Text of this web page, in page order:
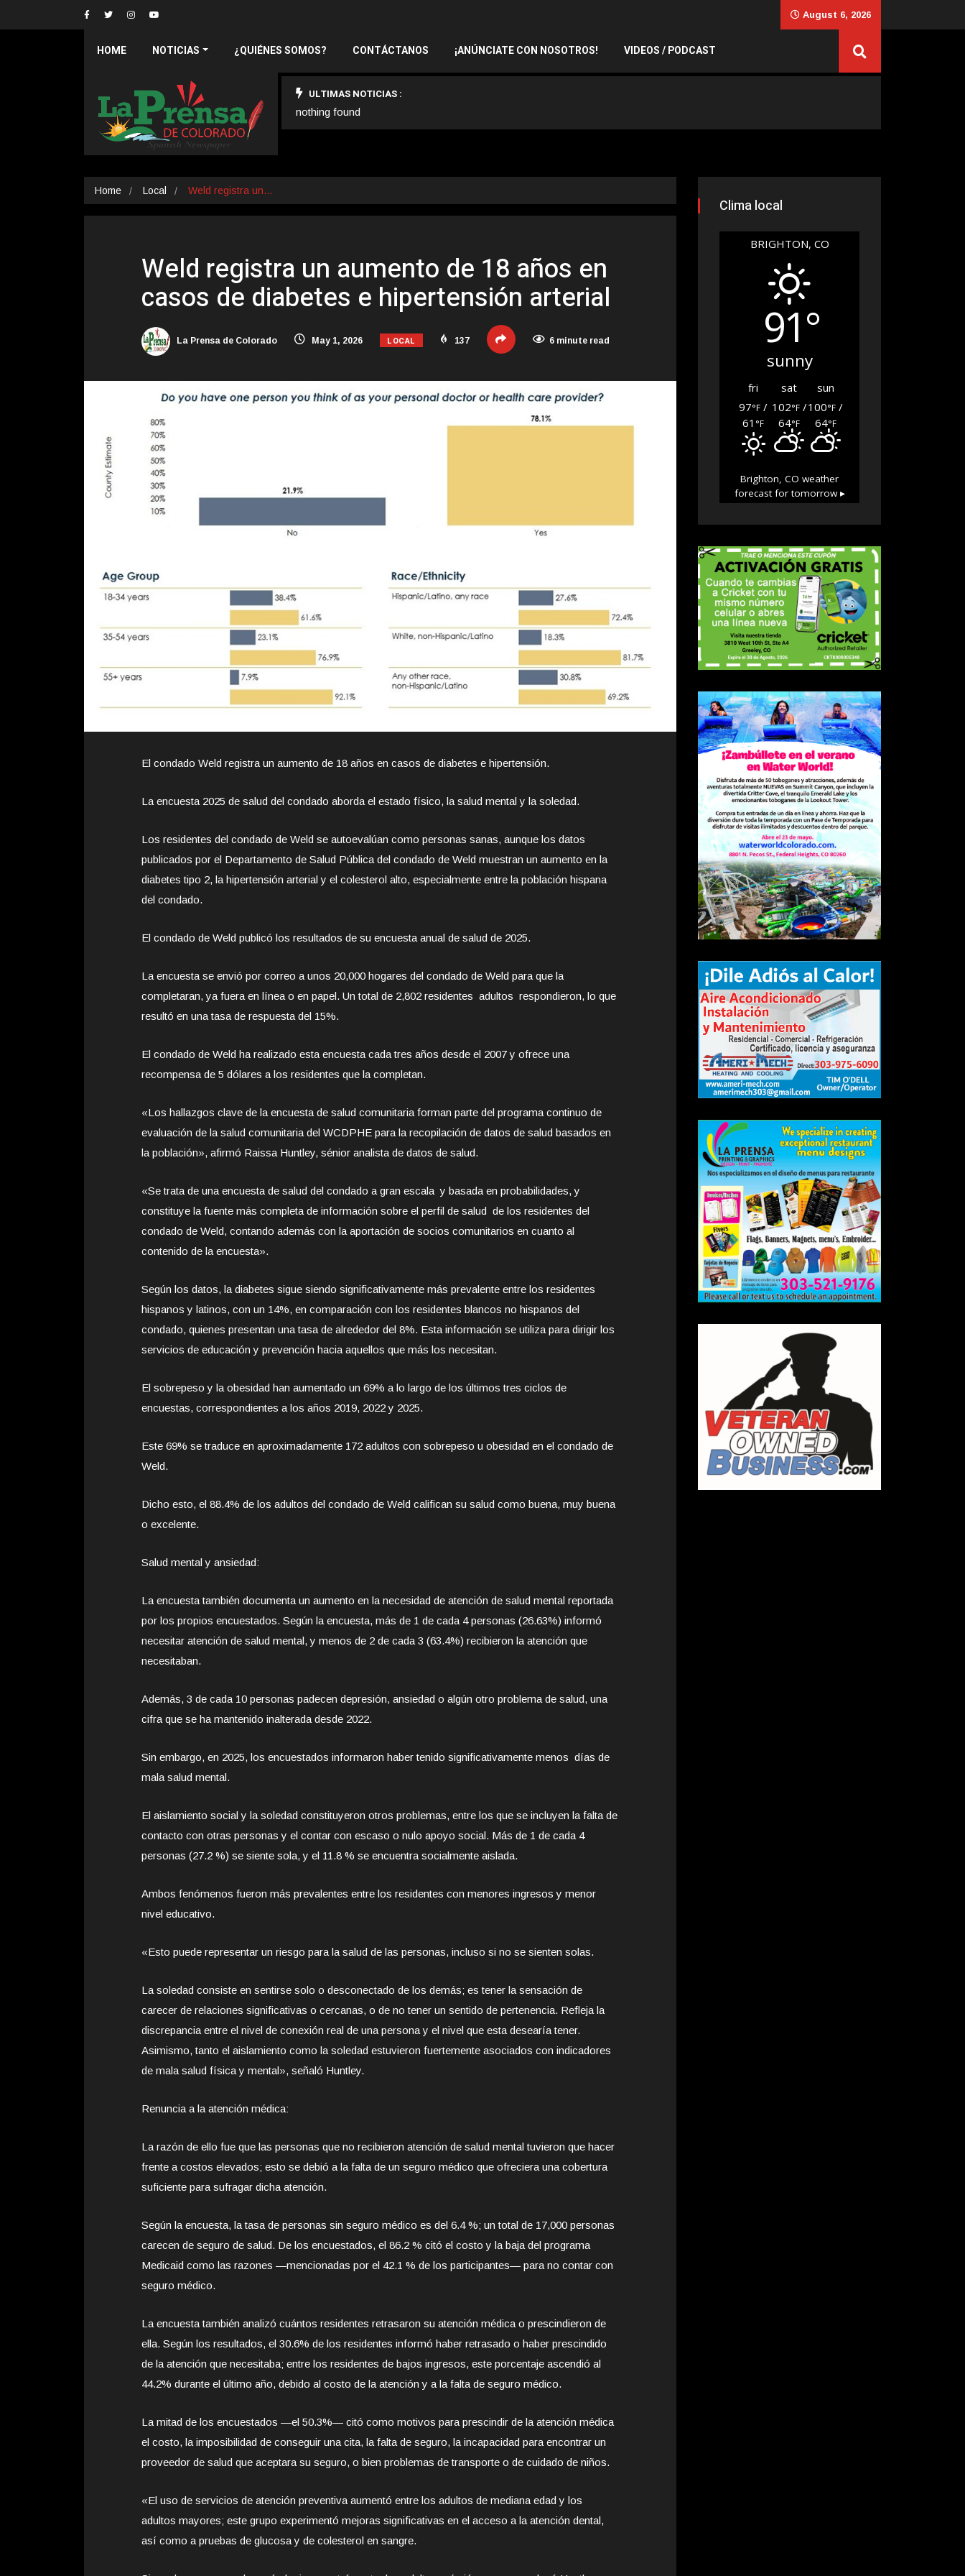
August 6, 2026
HOME NOTICIAS ¿QUIÉNES SOMOS? CONTÁCTANOS ¡ANÚNCIATE CON NOSOTROS! VIDEOS / PODCAST
ULTIMAS NOTICIAS :
nothing found
Home Local Weld registra un…
Weld registra un aumento de 18 años en
casos de diabetes e hipertensión arterial
La Prensa de Colorado May 1, 2026 LOCAL 137 6 minute read
El condado Weld registra un aumento de 18 años en casos de diabetes e hipertensión.
La encuesta 2025 de salud del condado aborda el estado físico, la salud mental y la soledad.
Los residentes del condado de Weld se autoevalúan como personas sanas, aunque los datos
publicados por el Departamento de Salud Pública del condado de Weld muestran un aumento en la
diabetes tipo 2, la hipertensión arterial y el colesterol alto, especialmente entre la población hispana
del condado.
El condado de Weld publicó los resultados de su encuesta anual de salud de 2025.
La encuesta se envió por correo a unos 20,000 hogares del condado de Weld para que la
completaran, ya fuera en línea o en papel. Un total de 2,802 residentes adultos respondieron, lo que
resultó en una tasa de respuesta del 15%.
El condado de Weld ha realizado esta encuesta cada tres años desde el 2007 y ofrece una
recompensa de 5 dólares a los residentes que la completan.
«Los hallazgos clave de la encuesta de salud comunitaria forman parte del programa continuo de
evaluación de la salud comunitaria del WCDPHE para la recopilación de datos de salud basados ​​en
la población», afirmó Raissa Huntley, sénior analista de datos de salud.
«Se trata de una encuesta de salud del condado a gran escala y basada en probabilidades, y
constituye la fuente más completa de información sobre el perfil de salud de los residentes del
condado de Weld, contando además con la aportación de socios comunitarios en cuanto al
contenido de la encuesta».
Según los datos, la diabetes sigue siendo significativamente más prevalente entre los residentes
hispanos y latinos, con un 14%, en comparación con los residentes blancos no hispanos del
condado, quienes presentan una tasa de alrededor del 8%. Esta información se utiliza para dirigir los
servicios de educación y prevención hacia aquellos que más los necesitan.
El sobrepeso y la obesidad han aumentado un 69% a lo largo de los últimos tres ciclos de
encuestas, correspondientes a los años 2019, 2022 y 2025.
Este 69% se traduce en aproximadamente 172 adultos con sobrepeso u obesidad en el condado de
Weld.
Dicho esto, el 88.4% de los adultos del condado de Weld califican su salud como buena, muy buena
o excelente.
Salud mental y ansiedad:
La encuesta también documenta un aumento en la necesidad de atención de salud mental reportada
por los propios encuestados. Según la encuesta, más de 1 de cada 4 personas (26.63%) informó
necesitar atención de salud mental, y menos de 2 de cada 3 (63.4%) recibieron la atención que
necesitaban.
Además, 3 de cada 10 personas padecen depresión, ansiedad o algún otro problema de salud, una
cifra que se ha mantenido inalterada desde 2022.
Sin embargo, en 2025, los encuestados informaron haber tenido significativamente menos días de
mala salud mental.
El aislamiento social y la soledad constituyeron otros problemas, entre los que se incluyen la falta de
contacto con otras personas y el contar con escaso o nulo apoyo social. Más de 1 de cada 4
personas (27.2 %) se siente sola, y el 11.8 % se encuentra socialmente aislada.
Ambos fenómenos fueron más prevalentes entre los residentes con menores ingresos y menor
nivel educativo.
«Esto puede representar un riesgo para la salud de las personas, incluso si no se sienten solas.
La soledad consiste en sentirse solo o desconectado de los demás; es tener la sensación de
carecer de relaciones significativas o cercanas, o de no tener un sentido de pertenencia. Refleja la
discrepancia entre el nivel de conexión real de una persona y el nivel que esta desearía tener.
Asimismo, tanto el aislamiento como la soledad estuvieron fuertemente asociados con indicadores
de mala salud física y mental», señaló Huntley.
Renuncia a la atención médica:
La razón de ello fue que las personas que no recibieron atención de salud mental tuvieron que hacer
frente a costos elevados; esto se debió a la falta de un seguro médico que ofreciera una cobertura
suficiente para sufragar dicha atención.
Según la encuesta, la tasa de personas sin seguro médico es del 6.4 %; un total de 17,000 personas
carecen de seguro de salud. De los encuestados, el 86.2 % citó el costo y la baja del programa
Medicaid como las razones —mencionadas por el 42.1 % de los participantes— para no contar con
seguro médico.
La encuesta también analizó cuántos residentes retrasaron su atención médica o prescindieron de
ella. Según los resultados, el 30.6% de los residentes informó haber retrasado o haber prescindido
de la atención que necesitaba; entre los residentes de bajos ingresos, este porcentaje ascendió al
44.2% durante el último año, debido al costo de la atención y a la falta de seguro médico.
La mitad de los encuestados —el 50.3%— citó como motivos para prescindir de la atención médica
el costo, la imposibilidad de conseguir una cita, la falta de seguro, la incapacidad para encontrar un
proveedor de salud que aceptara su seguro, o bien problemas de transporte o de cuidado de niños.
«El uso de servicios de atención preventiva aumentó entre los adultos de mediana edad y los
adultos mayores; este grupo experimentó mejoras significativas en el acceso a la atención dental,
así como a pruebas de glucosa y de colesterol en sangre.
Clima local
BRIGHTON, CO
91°
sunny
fri sat
sun
97°F /
61 °F
102°F/
64°F
100°F /
64°F
Brighton, CO weather
forecast for tomorrow ▸